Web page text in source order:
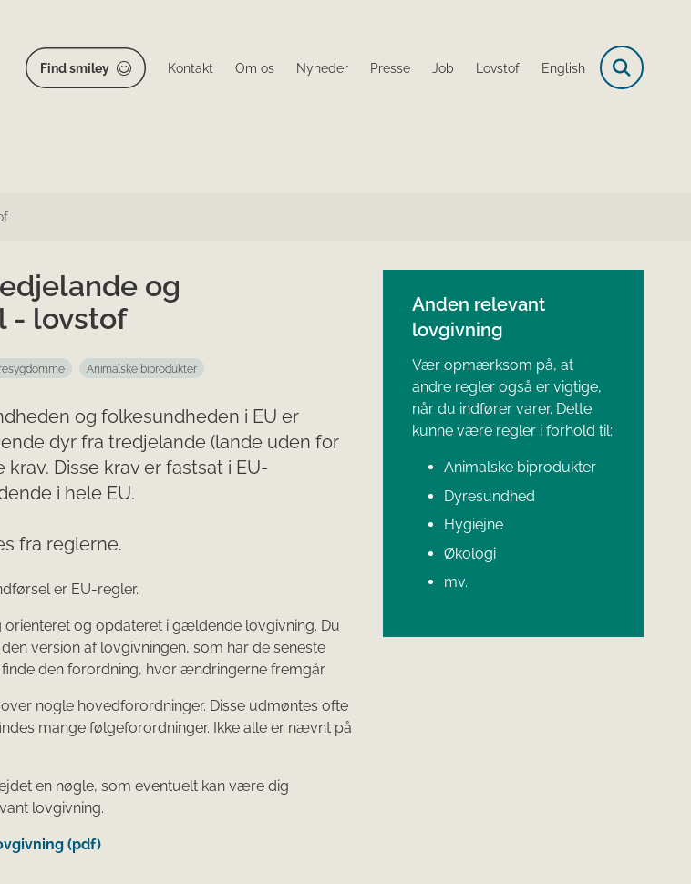
Find smiley Kontakt Om os Nyheder Presse Job Lovstof English
og
- lovstof
Animalske biprodukter
og folkesundheden i EU er
dyr fra tredjelande (lande uden for
krav. Disse krav er fastsat i EU-
i hele EU.
fra reglerne.
er EU-regler.
orienteret og opdateret i gældende lovgivning. Du
version af lovgivningen, som har de seneste
den forordning, hvor ændringerne fremgår.
nogle hovedforordninger. Disse udmøntes ofte
mange følgeforordninger. Ikke alle er nævnt på
en nøgle, som eventuelt kan være dig
lovgivning.
(pdf)
Anden relevant
lovgivning
Vær opmærksom på, at
andre regler også er vigtige,
når du indfører varer. Dette
kunne være regler i forhold til:
Animalske biprodukter
Dyresundhed
Hygiejne
Økologi
mv.